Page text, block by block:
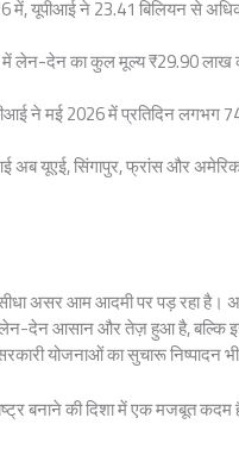
में, यूपीआई ने 23.41 बिलियन से
देन का कुल मूल्य ₹29.90 लाख
ने मई 2026 में प्रतिदिन लगभग
अब यूएई, सिंगापुर, फ्रांस और
असर आम आदमी पर पड़ रहा है।
देन आसान और तेज़ हुआ है, बल्कि
योजनाओं का सुचारू निष्पादन
बनाने की दिशा में एक मजबूत कदम